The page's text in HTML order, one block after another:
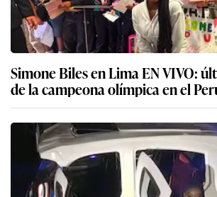
Simone Biles en Lima EN VIVO:
de la campeona olímpica en el